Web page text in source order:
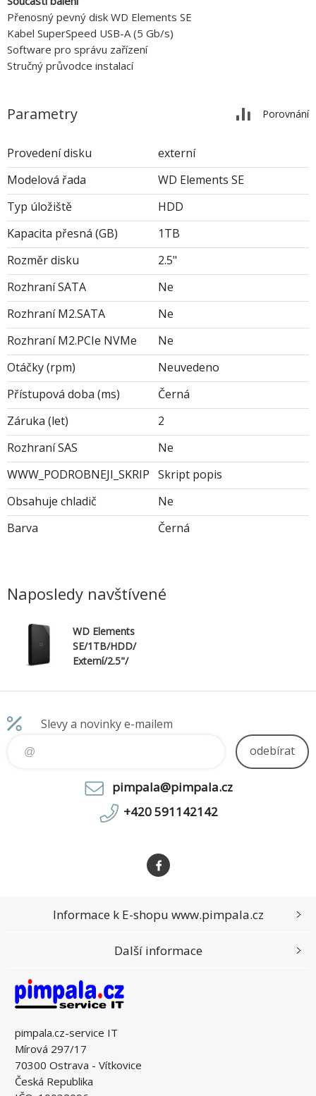
Přenosný pevný disk WD Elements SE
Kabel SuperSpeed USB-A (5 Gb/s)
Software pro správu zařízení
Stručný průvodce instalací
Parametry Porovnání
Provedení disku
externí
Modelová řada
WD Elements SE
Typ úložiště
HDD
Kapacita přesná (GB)
1TB
Rozměr disku
2.5"
Rozhraní SATA
Ne
Rozhraní M2.SATA
Ne
Rozhraní M2.PCIe NVMe
Ne
Otáčky (rpm)
Neuvedeno
Přístupová doba (ms)
Černá
Záruka (let)
2
Rozhraní SAS
Ne
WWW_PODROBNEJI_SKRIP Skript popis
Obsahuje chladič
Ne
Barva
Černá
Naposledy navštívené
WD Elements
SE/1TB/HDD/
Externí/2.5"/
Slevy a novinky e-mailem
odebírat
pimpala@pimpala.cz
+420 591142142
pimpala.cz-service IT
Mírová 297/17
70300 Ostrava - Vítkovice
Česká Republika
Informace k E-shopu www.pimpala.cz
Další informace